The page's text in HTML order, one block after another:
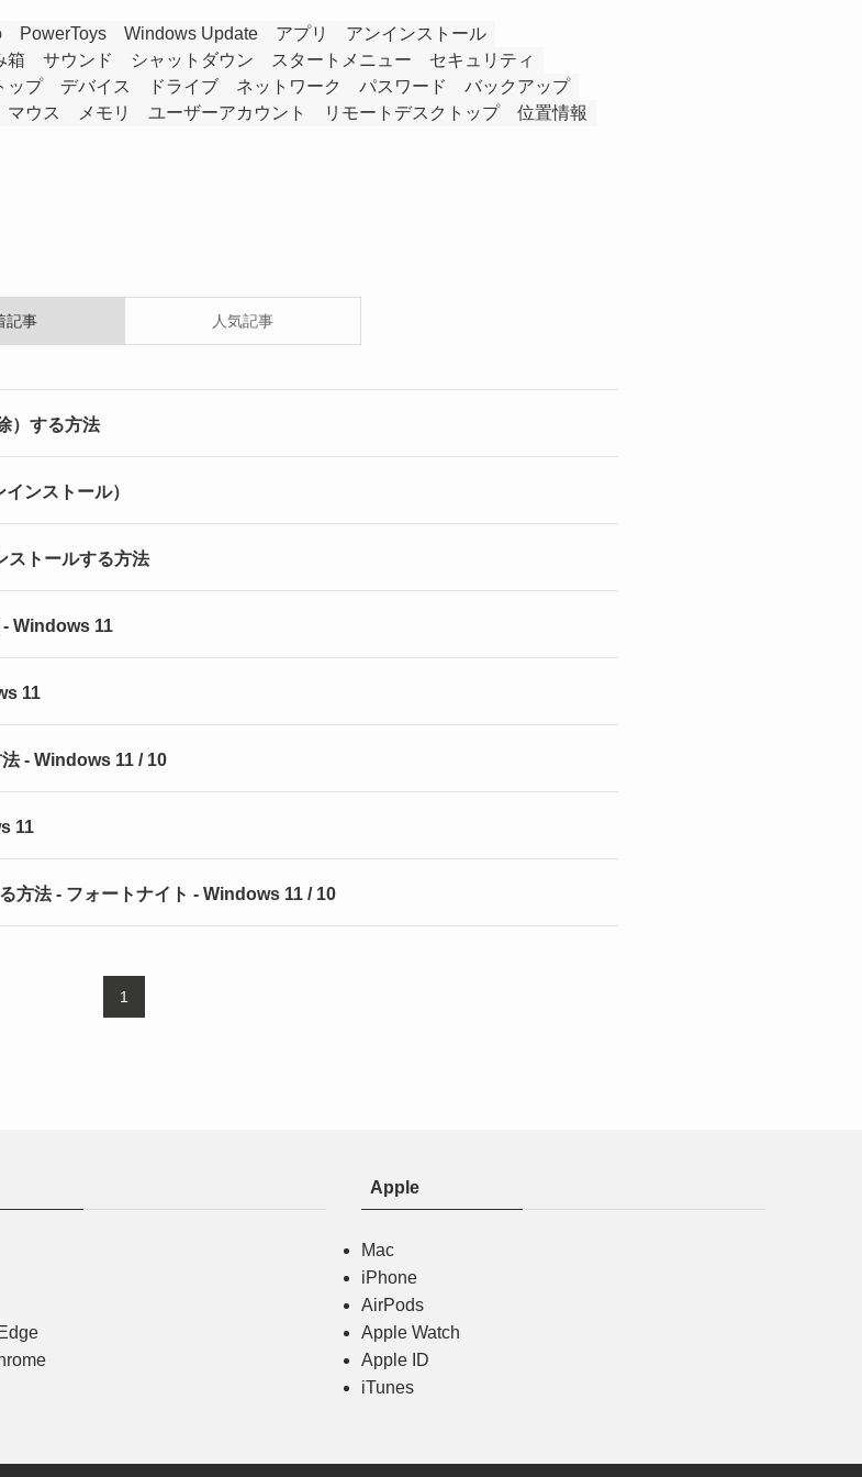
PowerToys Windows Update アプリ
アンインストール
箱 サウンド シャットダウン スタートメニュー
セキュリティ
ップ デバイス ドライブ ネットワーク パスワード
バックアップ
マウス メモリ ユーザーアカウント リモートデスクトップ
位置情報
記事 人気記事
）する方法
ンストール）
ストールする方法
Windows 11
11
- Windows 11 / 10
11
方法 - フォートナイト - Windows 11 / 10
1
Apple
Mac
iPhone
AirPods
Apple Watch
Apple ID
iTunes